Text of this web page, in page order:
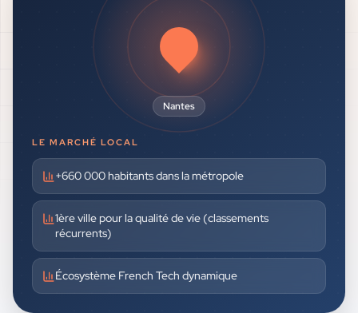
Nantes
LE MARCHÉ LOCAL
+660 000 habitants dans la métropole
1ère ville pour la qualité de vie (classements
récurrents)
Écosystème French Tech dynamique